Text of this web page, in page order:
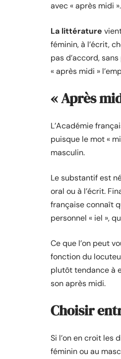
avec « après midi ».
La littérature
féminin, à l’écrit,
pas d’accord,
« après midi »
« Après
L’Académie
puisque le mot «
masculin.
Le substantif est
oral ou à l’écrit.
française connaît
personnel « iel »,
Ce que l’on peut
fonction du
plutôt tendance à
son après midi.
Choisir
Si l’on en croit les
féminin ou au